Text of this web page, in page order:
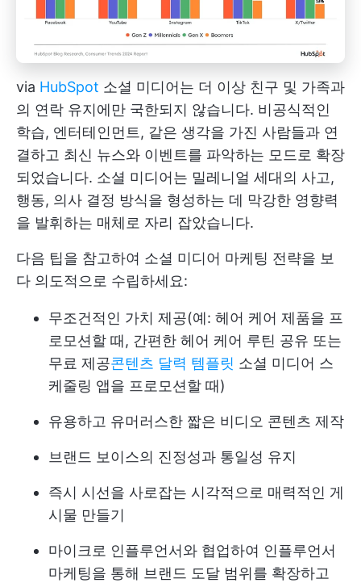
via HubSpot 소셜 미디어는 더 이상 친구 및 가족과
의 연락 유지에만 국한되지 않습니다. 비공식적인
학습, 엔터테인먼트, 같은 생각을 가진 사람들과 연
결하고 최신 뉴스와 이벤트를 파악하는 모드로 확장
되었습니다. 소셜 미디어는 밀레니얼 세대의 사고,
행동, 의사 결정 방식을 형성하는 데 막강한 영향력
을 발휘하는 매체로 자리 잡았습니다.
다음 팁을 참고하여 소셜 미디어 마케팅 전략을 보
다 의도적으로 수립하세요:
무조건적인 가치 제공(예: 헤어 케어 제품을 프
로모션할 때, 간편한 헤어 케어 루틴 공유 또는
무료 제공콘텐츠 달력 템플릿 소셜 미디어 스
케줄링 앱을 프로모션할 때)
유용하고 유머러스한 짧은 비디오 콘텐츠 제작
브랜드 보이스의 진정성과 통일성 유지
즉시 시선을 사로잡는 시각적으로 매력적인 게
시물 만들기
마이크로 인플루언서와 협업하여 인플루언서
마케팅을 통해 브랜드 도달 범위를 확장하고